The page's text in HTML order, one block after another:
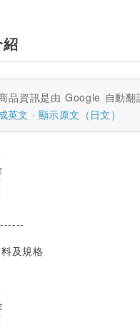
品資訊是由 Google 自動翻
英文
顯示原文（日文）
及規格